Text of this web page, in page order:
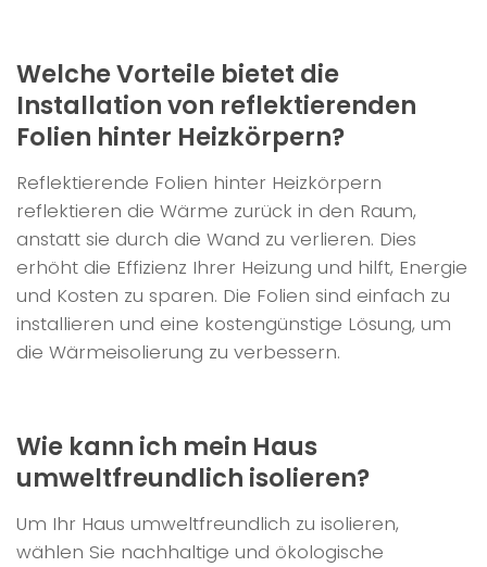
Welche Vorteile bietet die
Installation von reflektierenden
Folien hinter Heizkörpern?
Reflektierende Folien hinter Heizkörpern
reflektieren die Wärme zurück in den Raum,
anstatt sie durch die Wand zu verlieren. Dies
erhöht die Effizienz Ihrer Heizung und hilft, Energie
und Kosten zu sparen. Die Folien sind einfach zu
installieren und eine kostengünstige Lösung, um
die Wärmeisolierung zu verbessern.
Wie kann ich mein Haus
umweltfreundlich isolieren?
Um Ihr Haus umweltfreundlich zu isolieren,
wählen Sie nachhaltige und ökologische